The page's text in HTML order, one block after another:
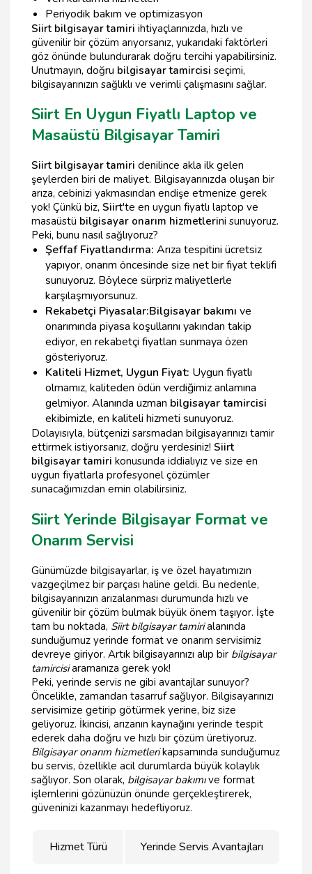
Periyodik bakım ve optimizasyon
Siirt bilgisayar tamiri ihtiyaçlarınızda, hızlı ve
güvenilir bir çözüm arıyorsanız, yukarıdaki faktörleri
göz önünde bulundurarak doğru tercihi yapabilirsiniz.
Unutmayın, doğru bilgisayar tamircisi seçimi,
bilgisayarınızın sağlıklı ve verimli çalışmasını sağlar.
Siirt En Uygun Fiyatlı Laptop ve
Masaüstü Bilgisayar Tamiri
Siirt bilgisayar tamiri denilince akla ilk gelen
şeylerden biri de maliyet. Bilgisayarınızda oluşan bir
arıza, cebinizi yakmasından endişe etmenize gerek
yok! Çünkü biz, Siirt'te en uygun fiyatlı laptop ve
masaüstü bilgisayar onarım hizmetlerini sunuyoruz.
Peki, bunu nasıl sağlıyoruz?
Şeffaf Fiyatlandırma: Arıza tespitini ücretsiz
yapıyor, onarım öncesinde size net bir fiyat teklifi
sunuyoruz. Böylece sürpriz maliyetlerle
karşılaşmıyorsunuz.
Rekabetçi Piyasalar:Bilgisayar bakımı ve
onarımında piyasa koşullarını yakından takip
ediyor, en rekabetçi fiyatları sunmaya özen
gösteriyoruz.
Kaliteli Hizmet, Uygun Fiyat: Uygun fiyatlı
olmamız, kaliteden ödün verdiğimiz anlamına
gelmiyor. Alanında uzman bilgisayar tamircisi
ekibimizle, en kaliteli hizmeti sunuyoruz.
Dolayısıyla, bütçenizi sarsmadan bilgisayarınızı tamir
ettirmek istiyorsanız, doğru yerdesiniz! Siirt
bilgisayar tamiri konusunda iddialıyız ve size en
uygun fiyatlarla profesyonel çözümler
sunacağımızdan emin olabilirsiniz.
Siirt Yerinde Bilgisayar Format ve
Onarım Servisi
Günümüzde bilgisayarlar, iş ve özel hayatımızın
vazgeçilmez bir parçası haline geldi. Bu nedenle,
bilgisayarınızın arızalanması durumunda hızlı ve
güvenilir bir çözüm bulmak büyük önem taşıyor. İşte
tam bu noktada, Siirt bilgisayar tamirialanında
sunduğumuz yerinde format ve onarım servisimiz
devreye giriyor. Artık bilgisayarınızı alıp bir bilgisayar
tamircisiaramanıza gerek yok!
Peki, yerinde servis ne gibi avantajlar sunuyor?
Öncelikle, zamandan tasarruf sağlıyor. Bilgisayarınızı
servisimize getirip götürmek yerine, biz size
geliyoruz. İkincisi, arızanın kaynağını yerinde tespit
ederek daha doğru ve hızlı bir çözüm üretiyoruz.
Bilgisayar onarım hizmetlerikapsamında sunduğumuz
bu servis, özellikle acil durumlarda büyük kolaylık
sağlıyor. Son olarak, bilgisayar bakımıve format
işlemlerini gözünüzün önünde gerçekleştirerek,
güveninizi kazanmayı hedefliyoruz.
Hizmet Türü Yerinde Servis Avantajları